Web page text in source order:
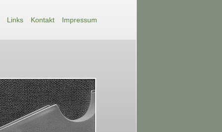
Impressum
Kontakt
Links